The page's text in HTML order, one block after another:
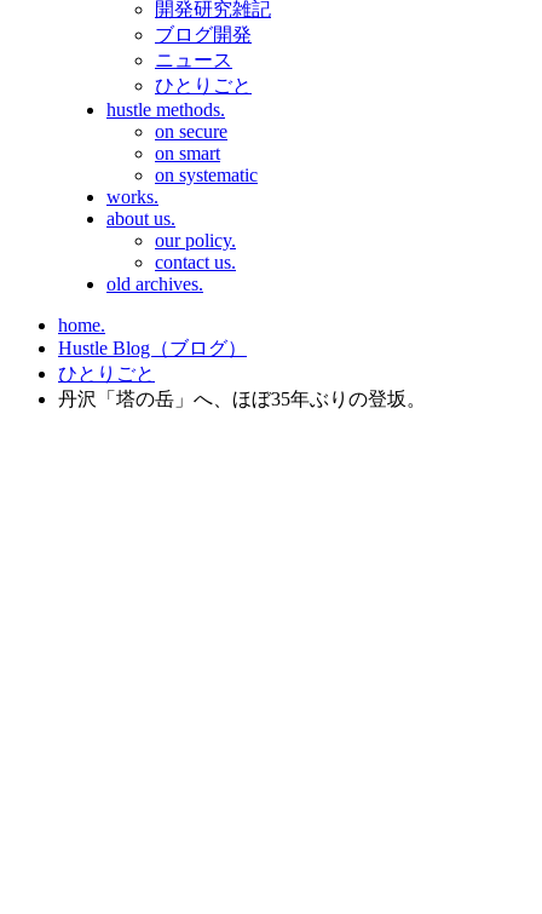
開発研究雑記
ブログ開発
ニュース
ひとりごと
hustle methods.
on secure
on smart
on systematic
works.
about us.
our policy.
contact us.
old archives.
home.
Hustle Blog（ブログ）
ひとりごと
丹沢「塔の岳」へ、ほぼ35年ぶりの登坂。